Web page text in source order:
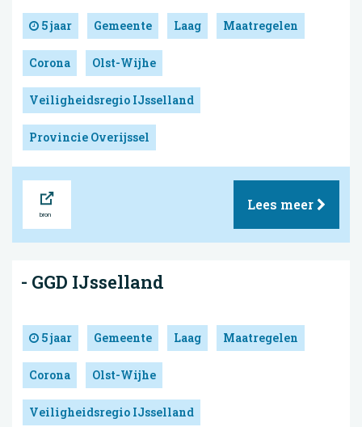
5 jaar Gemeente Laag Maatregelen
Corona Olst-Wijhe
Veiligheidsregio IJsselland
Provincie Overijssel
Lees meer
- GGD IJsselland
5 jaar Gemeente Laag Maatregelen
Corona Olst-Wijhe
Veiligheidsregio IJsselland